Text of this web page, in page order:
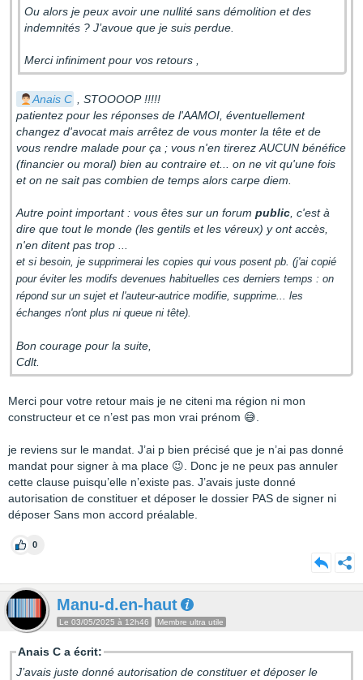
Ou alors je peux avoir une nullité sans démolition et des
indemnités ? J’avoue que je suis perdue.
Merci infiniment pour vos retours ,
Anais C
, STOOOOP !!!!!
patientez pour les réponses de l'AAMOI, éventuellement
changez d'avocat mais arrêtez de vous monter la tête et de
vous rendre malade pour ça ; vous n'en tirerez AUCUN bénéfice
(financier ou moral) bien au contraire et... on ne vit qu'une fois
et on ne sait pas combien de temps alors carpe diem.
Autre point important : vous êtes sur un forum public , c'est à
dire que tout le monde (les gentils et les véreux) y ont accès,
n'en ditent pas trop ...
et si besoin, je supprimerai les copies qui vous posent pb. (j'ai copié
pour éviter les modifs devenues habituelles ces derniers temps : on
répond sur un sujet et l'auteur-autrice modifie, supprime... les
échanges n'ont plus ni queue ni tête).
Bon courage pour la suite,
Cdlt.
Merci pour votre retour mais je ne citeni ma région ni mon
constructeur et ce n’est pas mon vrai prénom 😅.
je reviens sur le mandat. J’ai p bien précisé que je n’ai pas donné
mandat pour signer à ma place 😉. Donc je ne peux pas annuler
cette clause puisqu’elle n’existe pas. J’avais juste donné
autorisation de constituer et déposer le dossier PAS de signer ni
déposer Sans mon accord préalable.
0
Manu-d.en-haut
Le 03/05/2025 à 12h46 Membre ultra utile
Anais C a écrit:
J’avais juste donné autorisation de constituer et déposer le